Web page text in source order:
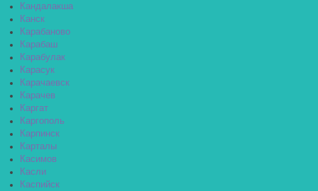
Кандалакша
Канск
Карабаново
Карабаш
Карабулак
Карасук
Карачаевск
Карачев
Каргат
Каргополь
Карпинск
Карталы
Касимов
Касли
Каспийск